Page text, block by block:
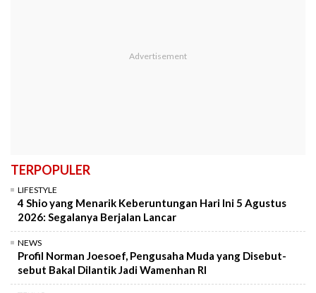
TERPOPULER
LIFESTYLE
4 Shio yang Menarik Keberuntungan Hari Ini 5 Agustus
2026: Segalanya Berjalan Lancar
NEWS
Profil Norman Joesoef, Pengusaha Muda yang Disebut-
sebut Bakal Dilantik Jadi Wamenhan RI